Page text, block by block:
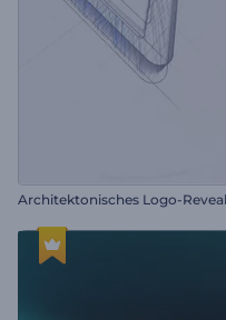
Architektonisches Logo-Reveal